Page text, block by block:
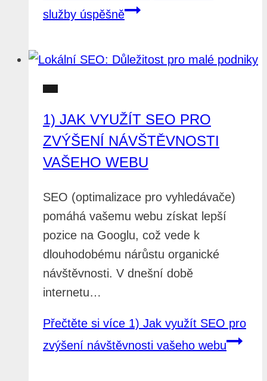
služby úspěšně
1) JAK VYUŽÍT SEO PRO
ZVÝŠENÍ NÁVŠTĚVNOSTI
VAŠEHO WEBU
SEO (optimalizace pro vyhledávače)
pomáhá vašemu webu získat lepší
pozice na Googlu, což vede k
dlouhodobému nárůstu organické
návštěvnosti. V dnešní době
internetu…
Přečtěte si více 1) Jak využít SEO pro
zvýšení návštěvnosti vašeho webu